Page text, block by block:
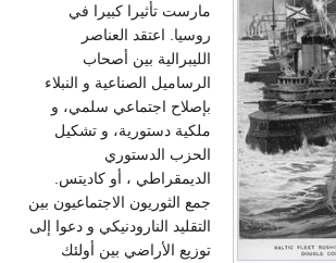
مارست تأثيرا كبيرا في
روسيا. اعتقد العناصر
الليبرالية بين أصحاب
الرساميل الصناعية و النبلاء
بإصلاح اجتماعي سلمي، و
ملكية دستورية، و تشكيل
الحزب الدستوري
الديمقراطي ، أو كاديتس.
جمع الثوريون الاجتماعيون بين
التقليد النارودنيكي و دعوا إلى
توزيع الأراضي بين أولئك